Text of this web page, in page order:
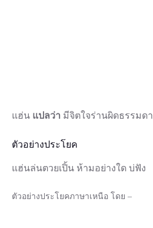
แฮ่น แปลว่า มีจิตใจร่านผิดธรรมดา
ตัวอย่างประโยค
แฮ่นล่นตวยเปิ้น ห้ามอย่างใด บ่ฟัง
ตัวอย่างประโยคภาษาเหนือ โดย –